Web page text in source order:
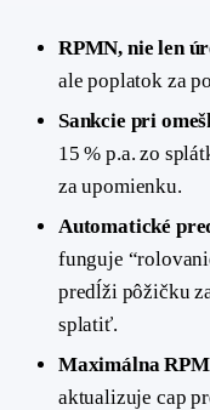
RPMN, nie len
ale poplatok za
Sankcie pri
15 % p.a. zo
za upomienku.
Automatické
funguje
predĺži pôžičku
splatiť.
Maximálna
aktualizuje cap